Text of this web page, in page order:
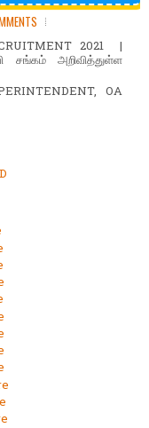
2021 |
சங்கம் அறிவித்துள்ள
OA